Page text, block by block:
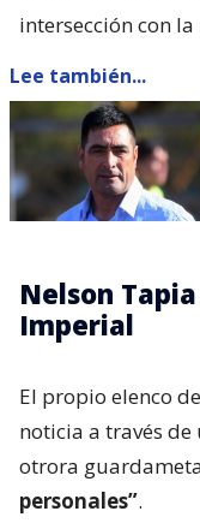
intersección con
Lee también...
Nelson
Imperial
El propio elenco
noticia a través
otrora
personales”.